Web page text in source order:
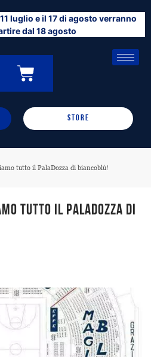
luglio e il 17 di agosto verranno
dal 18 agosto
0
CARRELLO
STORE
tutto il PalaDozza di biancoblù!
tutto il PalaDozza di